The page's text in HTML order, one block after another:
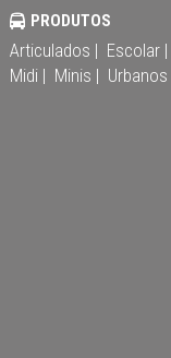
PRODUTOS
Articulados | Escolar |
Midi | Minis | Urbanos